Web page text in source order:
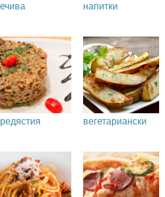
напитки
вегетариански